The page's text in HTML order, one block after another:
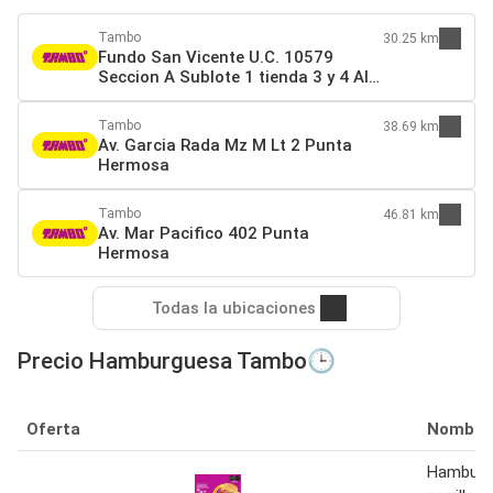
Tambo
Fundo San Vicente U.C. 10579
Seccion A Sublote 1 tienda 3 y 4 Alt.
km 36 Antigua Panamericana Sur
Lurín
30.25 km
Tambo
Av. Garcia Rada Mz M Lt 2 Punta
Hermosa
38.69 km
Tambo
Av. Mar Pacifico 402 Punta
Hermosa
46.81 km
Todas la ubicaciones
Precio Hamburguesa Tambo🕒
Oferta Nombre